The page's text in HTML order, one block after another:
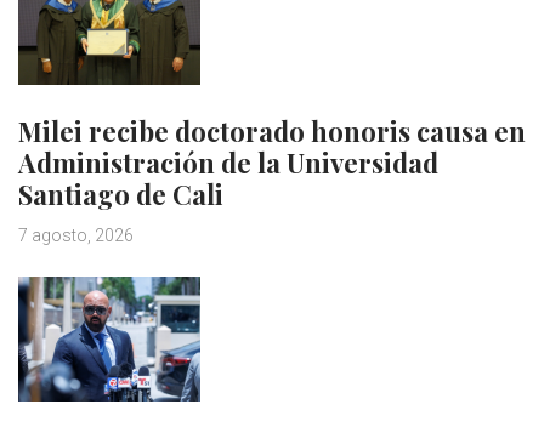
Milei recibe doctorado honoris causa en
Administración de la Universidad
Santiago de Cali
7 agosto, 2026